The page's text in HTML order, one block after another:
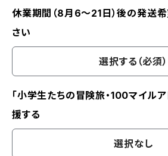
休業期間（8月6〜21日）後の発送
さい
選択する（必須）
「小学生たちの冒険旅・100マイル
援する
選択なし